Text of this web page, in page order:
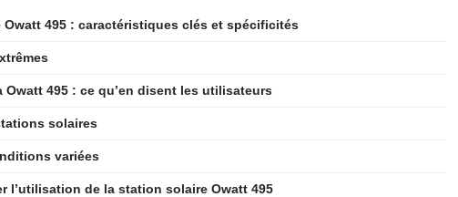
495 : caractéristiques clés et spécificités
495 : ce qu’en disent les utilisateurs
solaires
variées
l’utilisation de la station solaire Owatt 495